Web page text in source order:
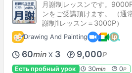
月謝制レッスンです。
ンをご受講頂けます。 （通
謝制1レッスン＝3000P）
Drawing And Painting
60min X 3 9,000P
Есть пробный урок 30min 0P